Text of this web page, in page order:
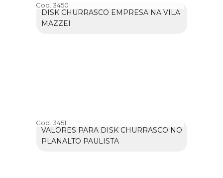
Cod.:3450
DISK CHURRASCO EMPRESA NA VILA
MAZZEI
Cod.:3451
VALORES PARA DISK CHURRASCO NO
PLANALTO PAULISTA